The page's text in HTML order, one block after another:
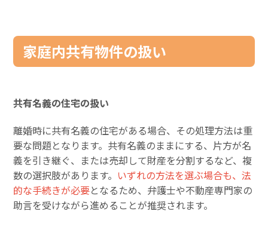
家庭内共有物件の扱い
共有名義の住宅の扱い
離婚時に共有名義の住宅がある場合、その処理方法は重
要な問題となります。共有名義のままにする、片方が名
義を引き継ぐ、または売却して財産を分割するなど、複
数の選択肢があります。 いずれの方法を選ぶ場合も、法
的な手続きが必要となるため、弁護士や不動産専門家の
助言を受けながら進めることが推奨されます。